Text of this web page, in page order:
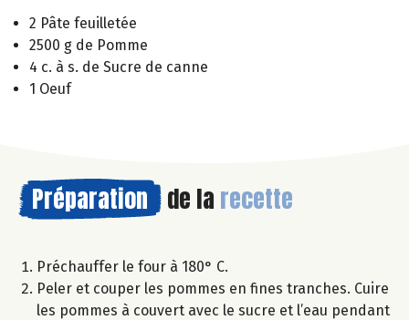
2 Pâte feuilletée
2500 g de Pomme
4 c. à s. de Sucre de canne
1 Oeuf
Préparation de la recette
Préchauffer le four à 180° C.
Peler et couper les pommes en fines tranches. Cuire
les pommes à couvert avec le sucre et l’eau pendant